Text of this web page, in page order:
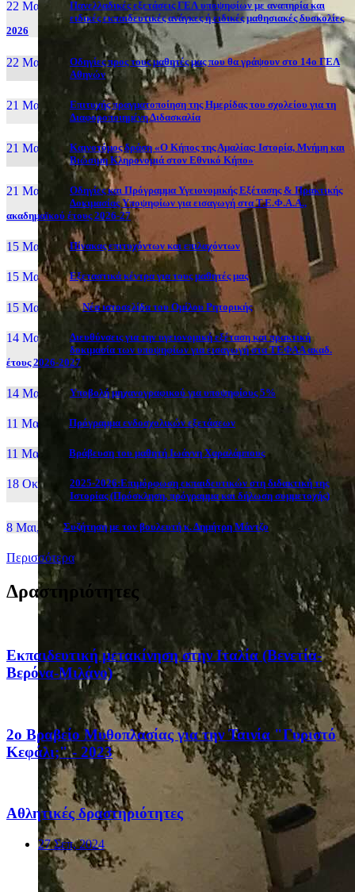
22 Μαι, 26
Πανελλαδικές εξετάσεις ΓΕΛ υποψηφίων με αναπηρία και
ειδικές εκπαιδευτικές ανάγκες ή ειδικές μαθησιακές δυσκολίες
2026
22 Μαι, 26
Οδηγίες προς τους μαθητές μας που θα γράψουν στο 14ο ΓΕΛ
Αθηνών
21 Μαι, 26
Επιτυχής πραγματοποίηση της Ημερίδας του σχολείου για τη
Διαφοροποιημένη Διδασκαλία
21 Μαι, 26
Καινοτόμος δράση «Ο Κήπος της Αμαλίας: Ιστορία, Μνήμη και
Βιώσιμη Κληρονομιά στον Εθνικό Κήπο»
21 Μαι, 26
Οδηγίες και Πρόγραμμα Υγειονομικής Εξέτασης & Πρακτικής
Δοκιμασίας Υποψηφίων για εισαγωγή στα Τ.Ε.Φ.Α.Α.,
ακαδημαϊκού έτους 2026-27
15 Μαι, 26 Πίνακας επιτυχόντων και επιλαχόντων
15 Μαι, 26 Εξεταστικά κέντρα για τους μαθητές μας
15 Μαι, 2026 Νέα ιστοσελίδα του Ομίλου Ρητορικής
14 Μαι, 26
Διευθύνσεις για την υγειονομική εξέταση και πρακτική
δοκιμασία των υποψηφίων για εισαγωγή στα ΤΕΦΑΑ ακαδ.
έτους 2026-2027
14 Μαι, 26 Yποβολή μηχανογραφικού για υποψηφίους 5%
11 Μαι, 26 Πρόγραμμα ενδοσχολικών εξετάσεων
11 Μαι, 26 Βράβευση του μαθητή Ιωάννη Χαραλάμπους
18 Οκτ, 25
2025-2026:Επιμόρφωση εκπαιδευτικών στη διδακτική της
Ιστορίας (Πρόσκληση, πρόγραμμα και δήλωση συμμετοχής)
8 Μαι, 26 Συζήτηση με τον βουλευτή κ. Δημήτρη Μάντζο
Περισσότερα
Δραστηριότητες
Eκπαιδευτική μετακίνηση στην Ιταλία (Βενετία-
Βερόνα-Μιλάνο)
2ο Βραβείο Μυθοπλασίας για την Ταινία "Γυριστό
Κεφάλι;" - 2023
Αθλητικές δραστηριότητες
27 Σεπ, 2024